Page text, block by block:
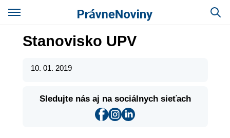
Stanovisko UPV
10. 01. 2019
Sledujte nás aj na sociálnych sieťach